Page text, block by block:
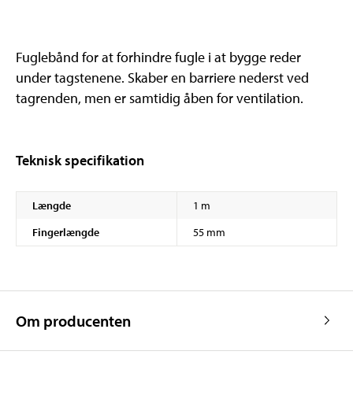
Fuglebånd for at forhindre fugle i at bygge reder
under tagstenene. Skaber en barriere nederst ved
tagrenden, men er samtidig åben for ventilation.
Teknisk specifikation
Længde
1 m
Fingerlængde
55 mm
Om producenten